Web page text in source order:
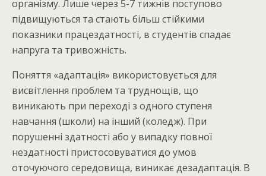
організму. Лише через 5-7 тижнів поступово
підвищуються та стають більш стійкими
показники працездатності, в студентів спадає
напруга та тривожність.
Поняття «адаптація» використовується для
висвітлення проблем та труднощів, що
виникають при переході з одного ступеня
навчання (школи) на інший (коледж). При
порушенні здатності або у випадку повної
нездатності пристосовуватися до умов
оточуючого середовища, виникає дезадаптація. В